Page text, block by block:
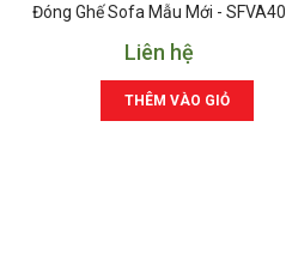
Đóng Ghế Sofa Mẫu Mới - SFVA40
Liên hệ
THÊM VÀO GIỎ